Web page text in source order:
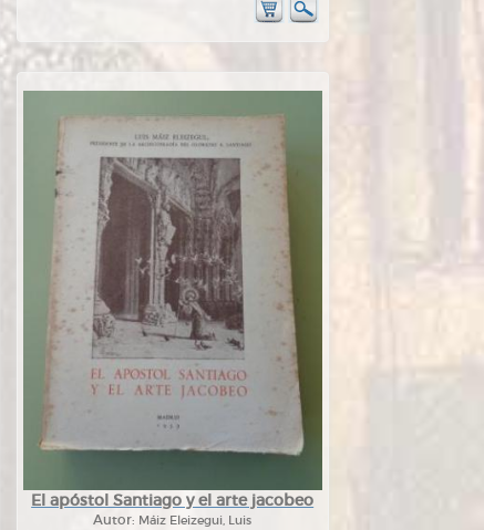
El apóstol Santiago y el arte jacobeo
Autor: Máiz Eleizegui, Luis